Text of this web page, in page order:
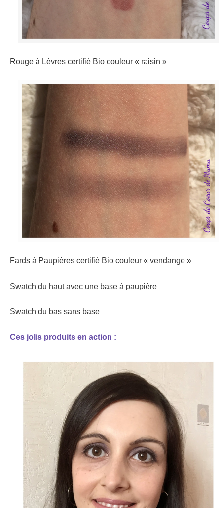
Rouge à Lèvres certifié Bio couleur « raisin »
Fards à Paupières certifié Bio couleur « vendange »
Swatch du haut avec une base à paupière
Swatch du bas sans base
Ces jolis produits en action :